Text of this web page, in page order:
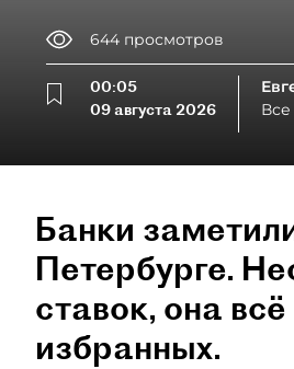
644 просмотров
00:05
09 августа 2026
Банки
Петербурге.
ставок, она
избранных.